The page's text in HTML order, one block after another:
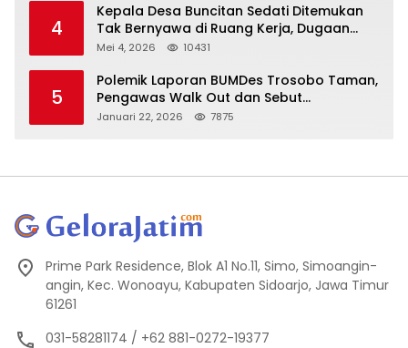
4
Kepala Desa Buncitan Sedati Ditemukan
Tak Bernyawa di Ruang Kerja, Dugaan
Bunuh Diri Menguat
Mei 4, 2026 10431
5
Polemik Laporan BUMDes Trosobo Taman,
Pengawas Walk Out dan Sebut
Kejanggalan
Januari 22, 2026 7875
Prime Park Residence, Blok A1 No.11, Simo, Simoangin-
angin, Kec. Wonoayu, Kabupaten Sidoarjo, Jawa Timur
61261
031-58281174 / +62 881-0272-19377